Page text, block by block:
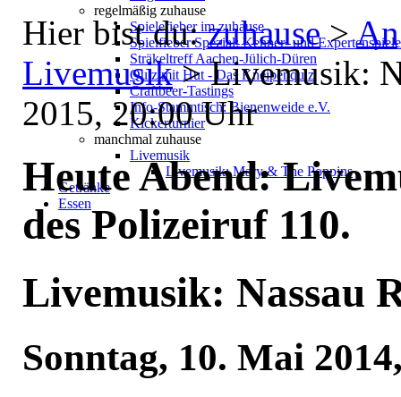
regelmäßig zuhause
Spielefieber im zuhause
Spielfieber Spezial: Kenner- und
Sträkeltreff Aachen-Jülich-Düren
Quiz mit Hut - Das Kneipenquiz
Craftbeer-Tastings
Info-Stammtisch: Bienenweide e.V.
Kickerturnier
manchmal zuhause
Livemusik
Livemusik: Mary & The Poppins
Getränke
Essen
Hier bist du:zuhause>
Livemusik>Livemusik:
2015, 20:00 Uhr
Heute Abend:
des Polizeiruf 110.
Livemusik: Nassau
Sonntag, 10. Mai